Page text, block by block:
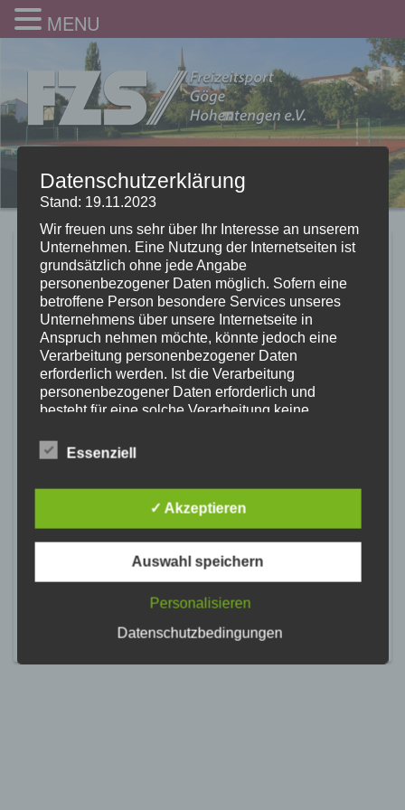
2019_
Weihanchtsturnen_11
10.01.2020
MENU
Datenschutzerklärung
Stand: 19.11.2023
Wir freuen uns sehr über Ihr Interesse an unserem
Unternehmen. Eine Nutzung der Internetseiten ist
grundsätzlich ohne jede Angabe
personenbezogener Daten möglich. Sofern eine
betroffene Person besondere Services unseres
Unternehmens über unsere Internetseite in
Anspruch nehmen möchte, könnte jedoch eine
Verarbeitung personenbezogener Daten
erforderlich werden. Ist die Verarbeitung
personenbezogener Daten erforderlich und
besteht für eine solche Verarbeitung keine
Einwilligung der betroffenen Person ein.
beispielsweise des Namens, der Anschrift, E-Mail-
Adresse oder Telefonnummer einer betroffenen
Person, erfolgt stets im Einklang mit der
Datenschutz-Grundverordnung und in
Übereinstimmung mit den für uns geltenden
landesspezifischen Datenschutzbestimmungen.
Mittels dieser Datenschutzerklärung möchte unser
und Zweck der von uns erhobenen, genutzten und
Essenziell
✓ Akzeptieren
Auswahl speichern
Personalisieren
Datenschutzbedingungen